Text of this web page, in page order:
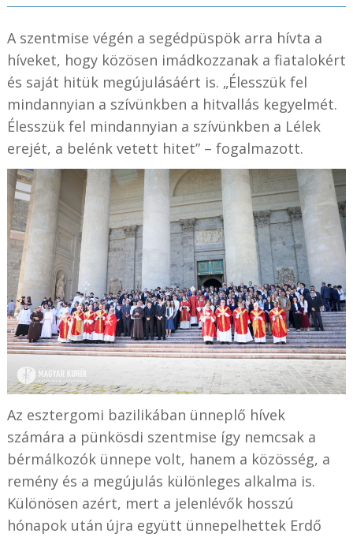
A szentmise végén a segédpüspök arra hívta a
híveket, hogy közösen imádkozzanak a fiatalokért
és saját hitük megújulásáért is. „Élesszük fel
mindannyian a szívünkben a hitvallás kegyelmét.
Élesszük fel mindannyian a szívünkben a Lélek
erejét, a belénk vetett hitet” – fogalmazott.
Az esztergomi bazilikában ünneplő hívek
számára a pünkösdi szentmise így nemcsak a
bérmálkozók ünnepe volt, hanem a közösség, a
remény és a megújulás különleges alkalma is.
Különösen azért, mert a jelenlévők hosszú
hónapok után újra együtt ünnepelhettek Erdő